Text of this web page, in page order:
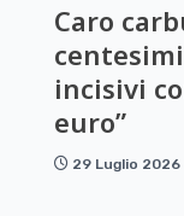
Caro
incisivi
euro”
29 Luglio 2026